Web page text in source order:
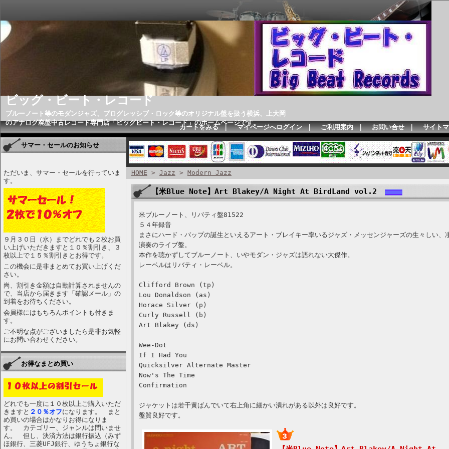
ビッグ・ビート・レコード
ブルーノート等のモダンジャズ、プログレッシブ・ロック等のオリジナル盤を扱う横浜、上大岡
のアナログ廃盤中古レコード専門店「ビッグビート・レコード」のホームページです。
カートをみる｜ マイページへログイン｜ ご利用案内｜ お問い合せ｜ サイト
サマー・セールのお知らせ
ただいま、サマー・セールを行っていま
す。
９月３０日（水）までどれでも２枚お買
い上げいただきますと１０％割引き、３
枚以上で１５％割引きとお得です。
この機会に是非まとめてお買い上げくだ
さい。
尚、割引き金額は自動計算されませんの
で、当店から届きます「確認メール」の
到着をお待ちください。
会員様にはもちろんポイントも付きま
す。
ご不明な点がございましたら是非お気軽
にお問い合わせください。
お得なまとめ買い
どれでも一度に１０枚以上ご購入いただ
きますと ２０％オフになります。 まと
め買いの場合はかなりお得になりま
す。 カテゴリー、ジャンルは問いませ
ん。 但し、決済方法は銀行振込（みず
ほ銀行、三菱UFJ銀行、ゆうちょ銀行な
HOME > Jazz > Modern Jazz
【米Blue Note】Art Blakey/A Night At BirdLand vol.2
米ブルーノート、リバティ盤81522
５４年録音
まさにハード・バップの誕生といえるアート・ブレイキー率いるジャズ・メッセンジャーズの生々しい、
演奏のライブ盤。
本作を聴かずしてブルーノート、いやモダン・ジャズは語れない大傑作。
レーベルはリバティ・レーベル。
Clifford Brown (tp)
Lou Donaldson (as)
Horace Silver (p)
Curly Russell (b)
Art Blakey (ds)
Wee-Dot
If I Had You
Quicksilver Alternate Master
Now's The Time
Confirmation
ジャケットは若干黄ばんでいて右上角に細かい潰れがある以外は良好です。
盤質良好です。